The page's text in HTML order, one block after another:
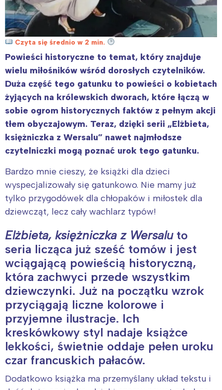
Czyta się średnio w 2 min.
Powieści historyczne to temat, który znajduje
wielu miłośników wśród dorosłych czytelników.
Duża część tego gatunku to powieści o kobietach
żyjących na królewskich dworach, które łączą w
sobie ogrom historycznych faktów z pełnym akcji
tłem obyczajowym. Teraz, dzięki serii „Elżbieta,
księżniczka z Wersalu” nawet najmłodsze
czytelniczki mogą poznać urok tego gatunku.
Bardzo mnie cieszy, że książki dla dzieci
wyspecjalizowały się gatunkowo. Nie mamy już
tylko przygodówek dla chłopaków i miłostek dla
dziewcząt, lecz cały wachlarz typów!
Elżbieta, księżniczka z Wersaluto
seria licząca już sześć tomów i jest
wciągającą powieścią historyczną,
która zachwyci przede wszystkim
dziewczynki. Już na początku wzrok
przyciągają liczne kolorowe i
przyjemne ilustracje. Ich
kreskówkowy styl nadaje książce
lekkości, świetnie oddaje pełen uroku
czar francuskich pałaców.
Dodatkowo książka ma przemyślany układ tekstu i